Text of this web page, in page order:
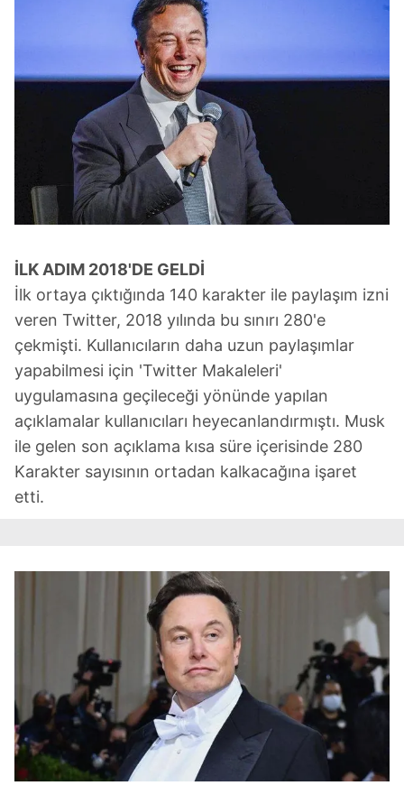
İLK ADIM 2018'DE GELDİ
İlk ortaya çıktığında 140 karakter ile paylaşım izni
veren Twitter, 2018 yılında bu sınırı 280'e
çekmişti. Kullanıcıların daha uzun paylaşımlar
yapabilmesi için 'Twitter Makaleleri'
uygulamasına geçileceği yönünde yapılan
açıklamalar kullanıcıları heyecanlandırmıştı. Musk
ile gelen son açıklama kısa süre içerisinde 280
Karakter sayısının ortadan kalkacağına işaret
etti.